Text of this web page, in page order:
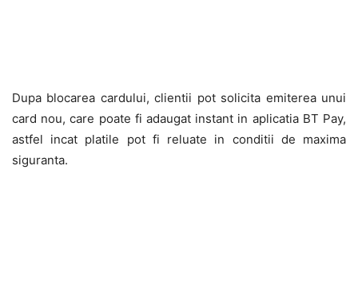
Dupa blocarea cardului, clientii pot solicita emiterea unui
card nou, care poate fi adaugat instant in aplicatia BT Pay,
astfel incat platile pot fi reluate in conditii de maxima
siguranta.